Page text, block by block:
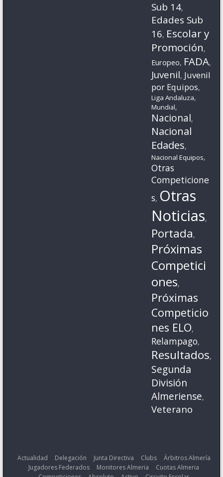
Sub 14,
Edades Sub
16, Escolar y
Promoción,
Europeo, FADA,
Juvenil, Juvenil
por Equipos,
Liga Andaluza,
Mundial,
Nacional,
Nacional
Edades,
Nacional Equipos,
Otras
Competicione
s, Otras
Noticias,
Portada,
Próximas
Competici
ones,
Próximas
Competicio
nes ELO,
Relampago,
Resultados,
Segunda
División
Almeriense,
Veterano
Actualidad Delegación Junta Directiva Clubs
Árbitros Almería
Jugadores Federados
Monitores Almeria
Cuotas Almeria